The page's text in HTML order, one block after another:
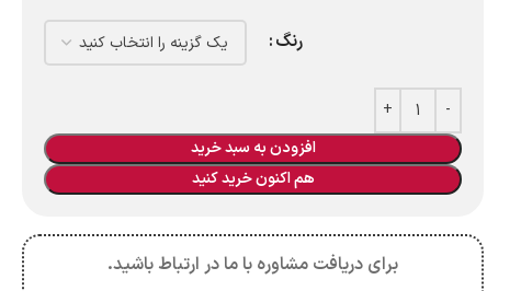
رنگ
افزودن به سبد خرید
هم اکنون خرید کنید
برای دریافت مشاوره با ما در ارتباط باشید.